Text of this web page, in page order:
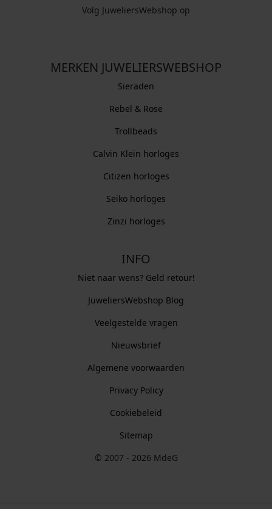
Volg JuweliersWebshop op
MERKEN JUWELIERSWEBSHOP
Sieraden
Rebel & Rose
Trollbeads
Calvin Klein horloges
Citizen horloges
Seiko horloges
Zinzi horloges
INFO
Niet naar wens? Geld retour!
JuweliersWebshop Blog
Veelgestelde vragen
Nieuwsbrief
Algemene voorwaarden
Privacy Policy
Cookiebeleid
Sitemap
© 2007 - 2026 MdeG